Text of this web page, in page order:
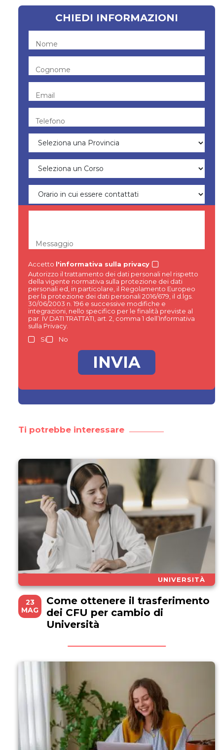
CHIEDI INFORMAZIONI
Nome
Cognome
Email
Telefono
Messaggio
Accetto l'informativa sulla privacy
Autorizzo il trattamento dei dati personali nel rispetto
della vigente normativa sulla protezione dei dati
personali ed, in particolare, il Regolamento Europeo
per la protezione dei dati personali 2016/679, il d.lgs.
30/06/2003 n. 196 e successive modifiche e
integrazioni, nello specifico per le finalità previste al
par. IV DATI TRATTATI, art. 2, comma 1 dell’Informativa
sulla Privacy.
Si
No
Ti potrebbe interessare
UNIVERSITÀ
23
MAG
Come ottenere il trasferimento
dei CFU per cambio di
Università